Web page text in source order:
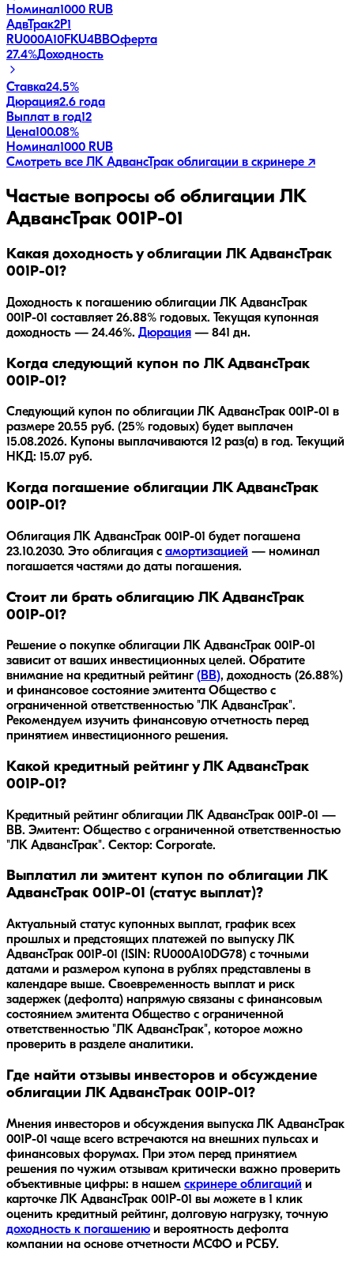
Номинал1000 RUB
АдвТрак2Р1
RU000A10FKU4BBОферта
27.4%Доходность
Ставка24.5%
Дюрация2.6 года
Выплат в год12
Цена100.08%
Номинал1000 RUB
Смотреть все ЛК АдвансТрак облигации в скринере ↗
Частые вопросы об облигации ЛК
АдвансТрак 001Р-01
Какая доходность у облигации ЛК АдвансТрак
001Р-01?
Доходность к погашению облигации ЛК АдвансТрак
001Р-01 составляет 26.88% годовых. Текущая купонная
доходность — 24.46%. Дюрация — 841 дн.
Когда следующий купон по ЛК АдвансТрак
001Р-01?
Следующий купон по облигации ЛК АдвансТрак 001Р-01 в
размере 20.55 руб. (25% годовых) будет выплачен
15.08.2026. Купоны выплачиваются 12 раз(а) в год. Текущий
НКД: 15.07 руб.
Когда погашение облигации ЛК АдвансТрак
001Р-01?
Облигация ЛК АдвансТрак 001Р-01 будет погашена
23.10.2030. Это облигация с амортизацией — номинал
погашается частями до даты погашения.
Стоит ли брать облигацию ЛК АдвансТрак
001Р-01?
Решение о покупке облигации ЛК АдвансТрак 001Р-01
зависит от ваших инвестиционных целей. Обратите
внимание на кредитный рейтинг (BB), доходность (26.88%)
и финансовое состояние эмитента Общество с
ограниченной ответственностью "ЛК АдвансТрак".
Рекомендуем изучить финансовую отчетность перед
принятием инвестиционного решения.
Какой кредитный рейтинг у ЛК АдвансТрак
001Р-01?
Кредитный рейтинг облигации ЛК АдвансТрак 001Р-01 —
BB. Эмитент: Общество с ограниченной ответственностью
"ЛК АдвансТрак". Сектор: Corporate.
Выплатил ли эмитент купон по облигации ЛК
АдвансТрак 001Р-01 (статус выплат)?
Актуальный статус купонных выплат, график всех
прошлых и предстоящих платежей по выпуску ЛК
АдвансТрак 001Р-01 (ISIN: RU000A10DG78) с точными
датами и размером купона в рублях представлены в
календаре выше. Своевременность выплат и риск
задержек (дефолта) напрямую связаны с финансовым
состоянием эмитента Общество с ограниченной
ответственностью "ЛК АдвансТрак", которое можно
проверить в разделе аналитики.
Где найти отзывы инвесторов и обсуждение
облигации ЛК АдвансТрак 001Р-01?
Мнения инвесторов и обсуждения выпуска ЛК АдвансТрак
001Р-01 чаще всего встречаются на внешних пульсах и
финансовых форумах. При этом перед принятием
решения по чужим отзывам критически важно проверить
объективные цифры: в нашем скринере облигаций и
карточке ЛК АдвансТрак 001Р-01 вы можете в 1 клик
оценить кредитный рейтинг, долговую нагрузку, точную
доходность к погашению и вероятность дефолта
компании на основе отчетности МСФО и РСБУ.